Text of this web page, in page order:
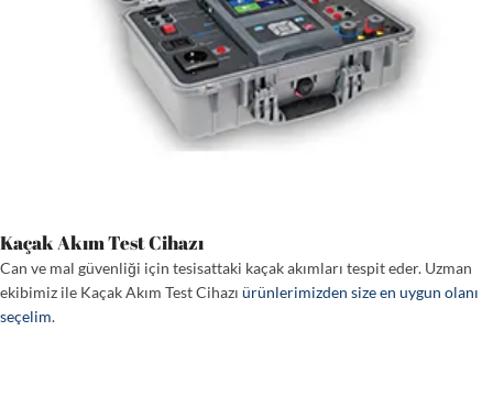
Kaçak Akım Test Cihazı
Can ve mal güvenliği için tesisattaki kaçak akımları tespit eder. Uzman
ekibimiz ile Kaçak Akım Test Cihazı ürünlerimizden size en uygun olanı
seçelim.